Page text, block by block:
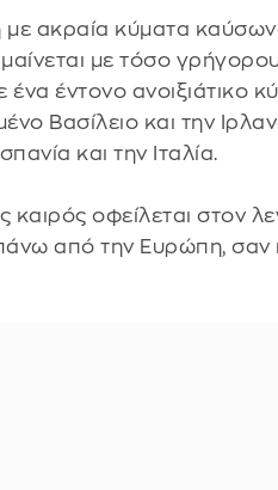
με ακραία κύματα
με τόσο
ένα έντονο ανοιξιάτικο
Βασίλειο και την
και την Ιταλία.
καιρός οφείλεται στον
από την Ευρώπη,